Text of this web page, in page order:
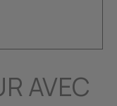
AVEC